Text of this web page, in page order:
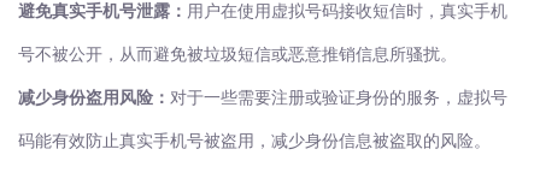
避免真实手机号泄露： 用户在使用虚拟号码接收短信时，真实手机
号不被公开，从而避免被垃圾短信或恶意推销信息所骚扰。
减少身份盗用风险： 对于一些需要注册或验证身份的服务，虚拟号
码能有效防止真实手机号被盗用，减少身份信息被盗取的风险。